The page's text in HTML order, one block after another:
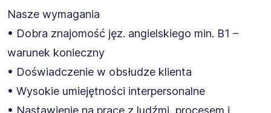
Nasze wymagania
• Dobra znajomość jęz. angielskiego min. B1 –
warunek konieczny
• Doświadczenie w obsłudze klienta
• Wysokie umiejętności interpersonalne
• Nastawienie na pracę z ludźmi, procesem i